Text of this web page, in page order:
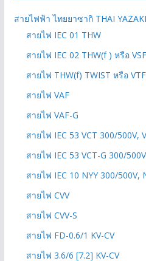
สายไฟฟ้า ไทยยาซากิ THAI YAZAKI
สายไฟ IEC 01 THW
สายไฟ IEC 02 THW(f ) หรือ VSF
สายไฟ THW(f) TWIST หรือ VTF
สายไฟ VAF
สายไฟ VAF-G
สายไฟ IEC 53 VCT 300/500V,
สายไฟ IEC 53 VCT-G 300/
สายไฟ IEC 10 NYY 300/500V,
สายไฟ CVV
สายไฟ CVV-S
สายไฟ FD-0.6/1 KV-CV
สายไฟ 3.6/6 [7.2] KV-CV